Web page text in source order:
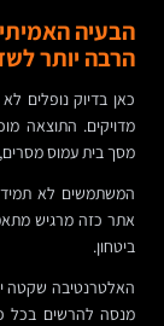
הבעיה
הרבה יותר
כאן בדיוק נופלים
מדויקים. התוצאה
מסך בית עמוס
המשתמשים לא תמיד
אתר כזה מרגיש
ביטחון.
האלטרנטיבה שקטה
מנסה להרשים בכל